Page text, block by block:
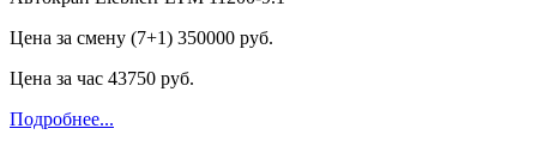
Цена за смену (7+1) 350000 руб.
Цена за час 43750 руб.
Подробнее...